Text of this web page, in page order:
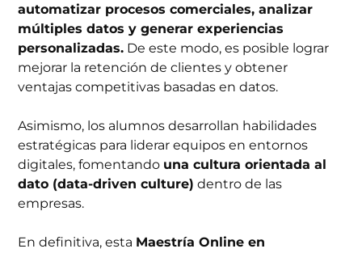
automatizar procesos comerciales, analizar
múltiples datos y generar experiencias
personalizadas. De este modo, es posible lograr
mejorar la retención de clientes y obtener
ventajas competitivas basadas en datos.
Asimismo, los alumnos desarrollan habilidades
estratégicas para liderar equipos en entornos
digitales, fomentando una cultura orientada al
dato (data-driven culture) dentro de las
empresas.
En definitiva, esta Maestría Online en